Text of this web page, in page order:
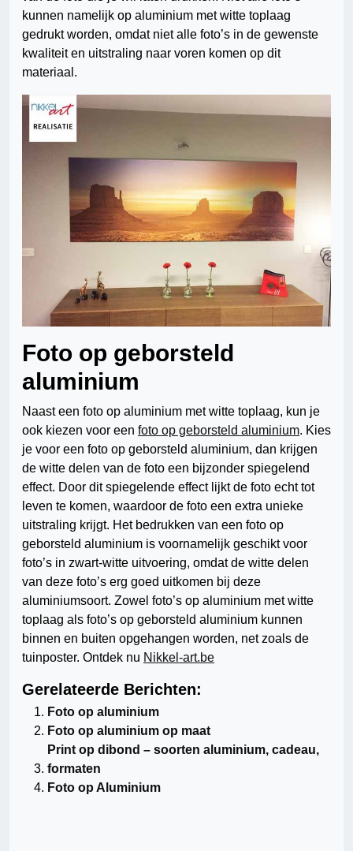
kunnen namelijk op aluminium met witte toplaag
gedrukt worden, omdat niet alle foto’s in de gewenste
kwaliteit en uitstraling naar voren komen op dit
materiaal.
Foto op geborsteld
aluminium
Naast een foto op aluminium met witte toplaag, kun je
ook kiezen voor een foto op geborsteld aluminium. Kies
je voor een foto op geborsteld aluminium, dan krijgen
de witte delen van de foto een bijzonder spiegelend
effect. Door dit spiegelende effect lijkt de foto echt tot
leven te komen, waardoor de foto een extra unieke
uitstraling krijgt. Het bedrukken van een foto op
geborsteld aluminium is voornamelijk geschikt voor
foto’s in zwart-witte uitvoering, omdat de witte delen
van deze foto’s erg goed uitkomen bij deze
aluminiumsoort. Zowel foto’s op aluminium met witte
toplaag als foto’s op geborsteld aluminium kunnen
binnen en buiten opgehangen worden, net zoals de
tuinposter. Ontdek nu Nikkel-art.be
Gerelateerde Berichten:
Foto op aluminium
Foto op aluminium op maat
Print op dibond – soorten aluminium, cadeau,
formaten
Foto op Aluminium